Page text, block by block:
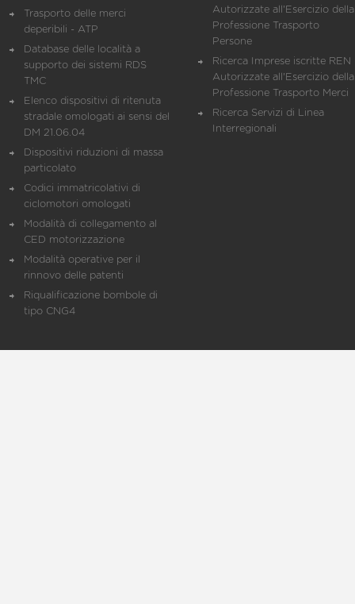
Trasporto delle merci
deperibili - ATP
Database delle località a
supporto dei sistemi RDS
TMC
Elenco dispositivi di ritenuta
stradale omologati ai sensi del
DM 21.06.04
Dispositivi riduzioni di massa
particolato
Codici immatricolativi di
ciclomotori omologati
Modalità di collegamento al
CED motorizzazione
Modalità operative per il
rinnovo delle patenti
Riqualificazione bombole di
tipo CNG4
Autorizzate all'Esercizio della
Professione Trasporto
Persone
Ricerca Imprese iscritte REN
Autorizzate all'Esercizio della
Professione Trasporto Merci
Ricerca Servizi di Linea
Interregionali